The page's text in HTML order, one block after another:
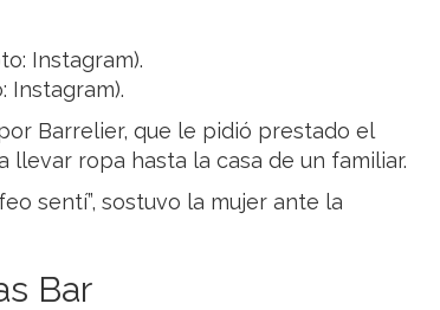
Instagram).
Barrelier, que le pidió prestado el
ropa hasta la casa de un familiar.
sentí”, sostuvo la mujer ante la
Bar